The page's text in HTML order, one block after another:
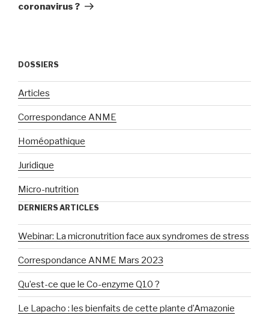
coronavirus ?
DOSSIERS
Articles
Correspondance ANME
Homéopathique
Juridique
Micro-nutrition
DERNIERS ARTICLES
Webinar: La micronutrition face aux syndromes de stress
Correspondance ANME Mars 2023
Qu’est-ce que le Co-enzyme Q10 ?
Le Lapacho : les bienfaits de cette plante d’Amazonie